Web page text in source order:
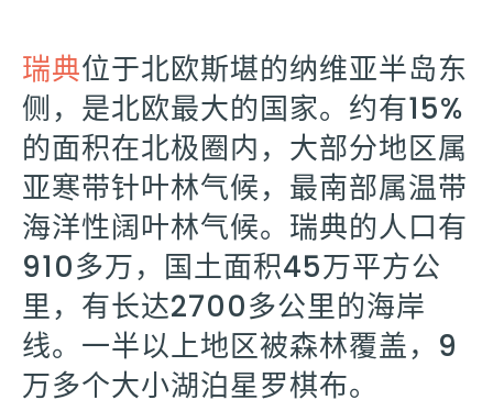
瑞典位于北欧斯堪的纳维亚半岛东
侧，是北欧最大的国家。约有15%
的面积在北极圈内，大部分地区属
亚寒带针叶林气候，最南部属温带
海洋性阔叶林气候。瑞典的人口有
910多万，国土面积45万平方公
里，有长达2700多公里的海岸
线。一半以上地区被森林覆盖，9
万多个大小湖泊星罗棋布。